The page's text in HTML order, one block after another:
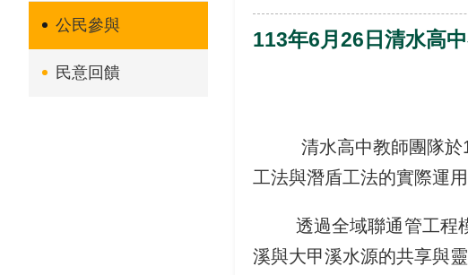
公民參與
民意回饋
113年6月26日清水高
清水高中教師團隊於
工法與潛盾工法的實際運
透過全域聯通管工程模
溪與大甲溪水源的共享與